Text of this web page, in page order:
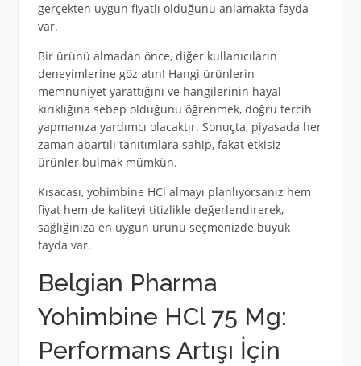
gerçekten uygun fiyatlı olduğunu anlamakta fayda
var.
Bir ürünü almadan önce, diğer kullanıcıların
deneyimlerine göz atın! Hangi ürünlerin
memnuniyet yarattığını ve hangilerinin hayal
kırıklığına sebep olduğunu öğrenmek, doğru tercih
yapmanıza yardımcı olacaktır. Sonuçta, piyasada her
zaman abartılı tanıtımlara sahip, fakat etkisiz
ürünler bulmak mümkün.
Kısacası, yohimbine HCl almayı planlıyorsanız hem
fiyat hem de kaliteyi titizlikle değerlendirerek,
sağlığınıza en uygun ürünü seçmenizde büyük
fayda var.
Belgian Pharma
Yohimbine HCl 75 Mg:
Performans Artışı İçin